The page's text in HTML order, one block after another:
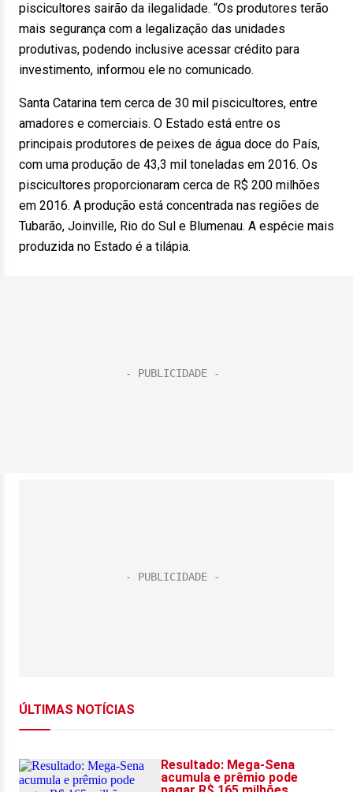
piscicultores sairão da ilegalidade. “Os produtores terão
mais segurança com a legalização das unidades
produtivas, podendo inclusive acessar crédito para
investimento, informou ele no comunicado.
Santa Catarina tem cerca de 30 mil piscicultores, entre
amadores e comerciais. O Estado está entre os
principais produtores de peixes de água doce do País,
com uma produção de 43,3 mil toneladas em 2016. Os
piscicultores proporcionaram cerca de R$ 200 milhões
em 2016. A produção está concentrada nas regiões de
Tubarão, Joinville, Rio do Sul e Blumenau. A espécie mais
produzida no Estado é a tilápia.